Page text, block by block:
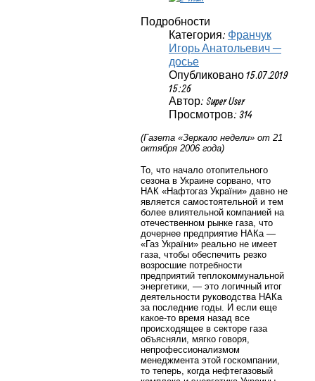
Подробности
Категория: Франчук
Игорь Анатольевич —
досье
Опубликовано 15.07.2019
15:26
Автор: Super User
Просмотров: 314
(Газета «Зеркало недели» от 21
октября 2006 года)
То, что начало отопительного
сезона в Украине сорвано, что
НАК «Нафтогаз України» давно не
является самостоятельной и тем
более влиятельной компанией на
отечественном рынке газа, что
дочернее предприятие НАКа —
«Газ України» реально не имеет
газа, чтобы обеспечить резко
возросшие потребности
предприятий теплокоммунальной
энергетики, — это логичный итог
деятельности руководства НАКа
за последние годы. И если еще
какое-то время назад все
происходящее в секторе газа
объясняли, мягко говоря,
непрофессионализмом
менеджмента этой госкомпании,
то теперь, когда нефтегазовый